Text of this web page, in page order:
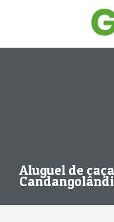
Aluguel de